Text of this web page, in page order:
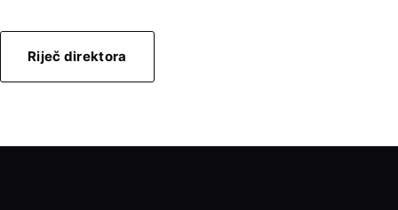
Riječ direktora